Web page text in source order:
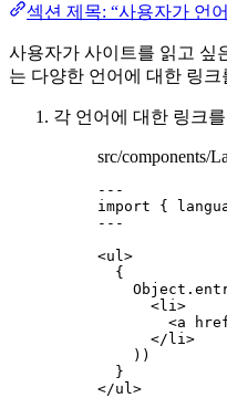
섹션 제목: “사용자가 언
사용자가 사이트를 읽고 싶
는 다양한 언어에 대한 링크
각 언어에 대한 링크
src/components/
---
import {
---
<ul >
{
Object .
<li >
<a
</ li >
))
}
</ul >